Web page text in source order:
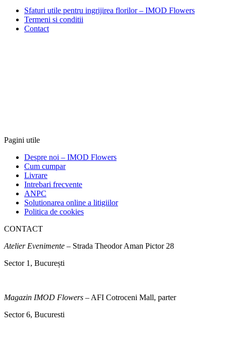
Sfaturi utile pentru ingrijirea florilor – IMOD Flowers
Termeni si conditii
Contact
Pagini utile
Despre noi – IMOD Flowers
Cum cumpar
Livrare
Intrebari frecvente
ANPC
Solutionarea online a litigiilor
Politica de cookies
CONTACT
Atelier Evenimente – Strada Theodor Aman Pictor 28
Sector 1, București
Magazin IMOD Flowers – AFI Cotroceni Mall, parter
Sector 6, Bucuresti